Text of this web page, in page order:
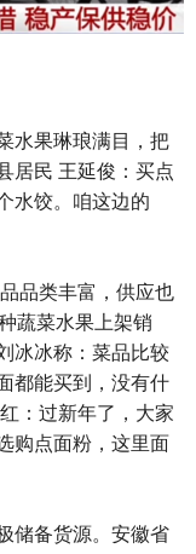
水果琳琅满目，把
居民 王延俊：买点
水饺。咱这边的
品类丰富，供应也
蔬菜水果上架销
冰冰称：菜品比较
都能买到，没有什
：过新年了，大家
购点面粉，这里面
储备货源。安徽省